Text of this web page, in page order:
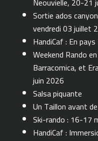
Sortie ados
vendredi 03 juillet
HandiCaf : En
Weekend Rando
Barracomica, et
juin 2026
Salsa piquante
Un Taillon avant
Ski-rando : 16-17
HandiCaf :